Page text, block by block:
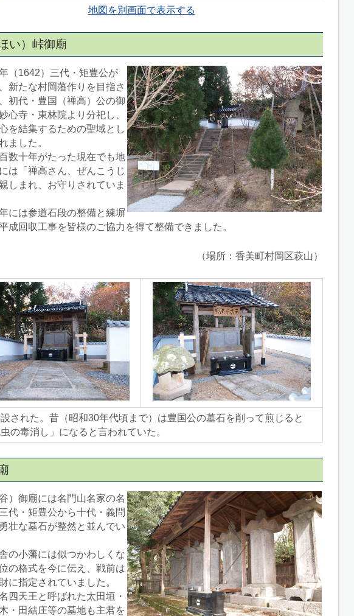
地図を別画面で表示する
い）峠御廟
（1642）三代・矩豊公が
新たな村岡藩作りを目指さ
初代・豊国（禅高）公の御
心寺・東林院より分祀し、
を結集するための聖域とし
ました。
数十年がたった現在でも地
は「禅高さん、ぜんこうじ
しまれ、お守りされていま
には参道石段の整備と練塀
成回収工事を皆様のご協力を得て整備できました。
（場所：香美町村岡区萩山）
された。昔（昭和30年代頃まで）は豊国公の墓石を削って煎じると
虫の毒消し」になると言われていた。
）御廟には名門山名家の名
代・矩豊公から十代・義問
壮な墓石が整然と並んでい
の小藩には似つかわしくな
の格式を今に伝え、戦前は
に指定されていました。
四天王と呼ばれた太田垣・
・田結庄等の墓地も主君を